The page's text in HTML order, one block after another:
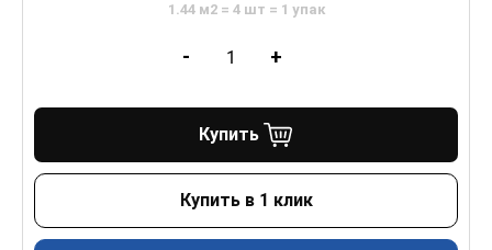
1.44 м2 = 4 шт = 1 упак
- +
Купить
Купить в 1 клик